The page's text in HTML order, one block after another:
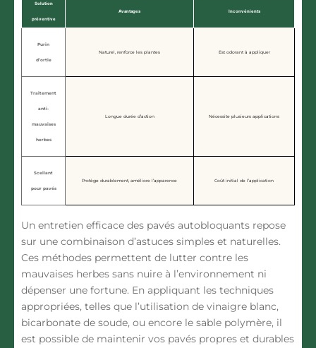
Solution
préventive
Avantages Inconvénients
Purin
d’ortie
Naturel, renforce les plantes Est odorant à appliquer
Traitement
anti-
mauvaises
herbes
Longue durée d’action Nécessite plusieurs applications
Scellant
pour pavés
Protège durablement, améliore l’apparence Coût initial de l’application
Un entretien efficace des pavés autobloquants repose
sur une combinaison d’astuces simples et naturelles.
Ces méthodes permettent de lutter contre les
mauvaises herbes sans nuire à l’environnement ni
dépenser une fortune. En appliquant les techniques
appropriées, telles que l’utilisation de vinaigre blanc,
bicarbonate de soude, ou encore le sable polymère, il
est possible de maintenir vos pavés propres et durables